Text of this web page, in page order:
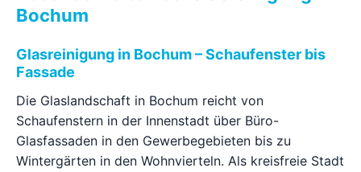
Bochum
Glasreinigung in Bochum – Schaufenster bis
Fassade
Die Glaslandschaft in Bochum reicht von
Schaufenstern in der Innenstadt über Büro-
Glasfassaden in den Gewerbegebieten bis zu
Wintergärten in den Wohnvierteln. Als kreisfreie Stadt